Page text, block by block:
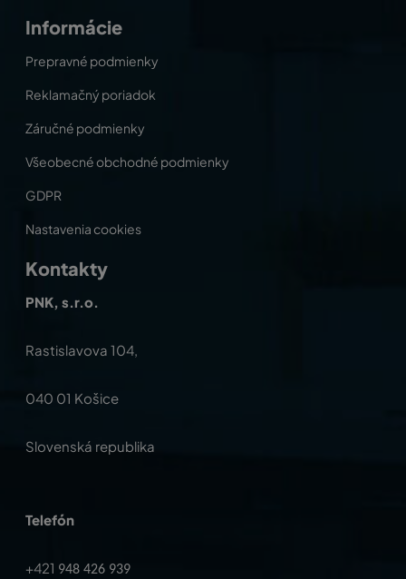
Informácie
Prepravné podmienky
Reklamačný poriadok
Záručné podmienky
Všeobecné obchodné podmienky
GDPR
Nastavenia cookies
Kontakty
PNK, s.r.o.
Rastislavova 104,
040 01 Košice
Slovenská republika
Telefón
+421 948 426 939